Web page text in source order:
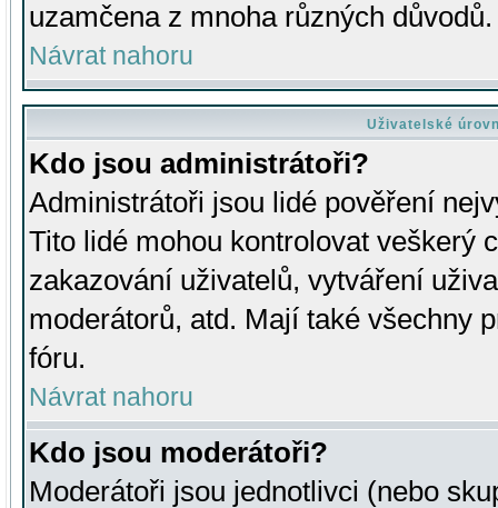
uzamčena z mnoha různých důvodů.
Návrat nahoru
Uživatelské
Kdo jsou administrátoři?
Administrátoři jsou lidé pověření
Tito lidé mohou kontrolovat veškerý
zakazování uživatelů, vytváření
moderátorů, atd. Mají také všechny
fóru.
Návrat nahoru
Kdo jsou moderátoři?
Moderátoři jsou jednotlivci (nebo